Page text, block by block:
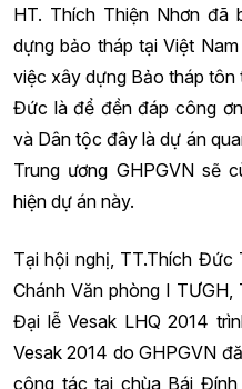
HT. Thích Thiện Nhơn
dựng bảo tháp tại Việt
việc xây dựng Bảo tháp tôn
Đức là để đền đáp công
và Dân tộc đây là dự án
Trung ương GHPGVN sẽ
hiện dự án này.
Tại hội nghị, TT.Thích Đức
Chánh Văn phòng I
Đại lễ Vesak LHQ 2014
Vesak 2014 do GHPGVN
công tác tại chùa Bái